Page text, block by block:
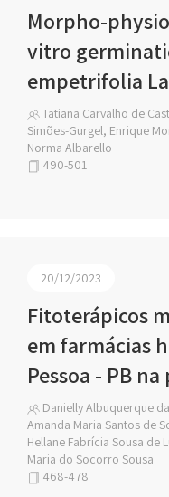
Morpho-
vitro
empetrifolia
Tatiana Carvalho de
Simões-Gurgel, Enrique
Norma Albarello
490-501
20/12/2023
Fitoterápicos
em farmácias
Pessoa - PB
Danielly Albuquerque
Amanda Maria Santos de
Hellane Fabrícia Sousa de
Maria do Socorro Sousa
468-478